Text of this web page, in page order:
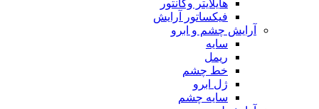
هایلایتر وکانتور
فیکساتور آرایش
آرایش چشم و ابرو
سایه
ریمل
خط چشم
ژل ابرو
سایه چشم